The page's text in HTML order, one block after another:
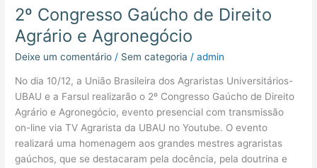
2º Congresso Gaúcho de Direito
Agrário e Agronegócio
Deixe um comentário / Sem categoria /admin
No dia 10/12, a União Brasileira dos Agraristas Universitários-
UBAU e a Farsul realizarão o 2º Congresso Gaúcho de Direito
Agrário e Agronegócio, evento presencial com transmissão
on-line via TV Agrarista da UBAU no Youtube. O evento
realizará uma homenagem aos grandes mestres agraristas
gaúchos, que se destacaram pela docência, pela doutrina e
Gaúcho
de
Direito
Agrário
e
Agronegócio